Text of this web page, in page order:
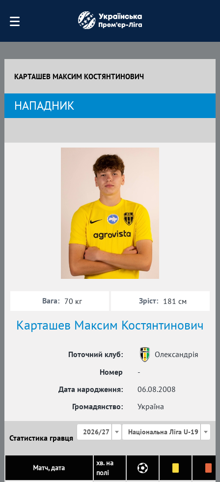
КАРТАШЕВ МАКСИМ КОСТЯНТИНОВИЧ
НАПАДНИК
Карташев Максим Костянтинович
Поточний клуб:
Олександрія
Номер
-
Дата народження:
06.08.2008
Громадянство:
Україна
Вага: 70 кг Зріст: 181 см
Статистика гравця
2026/27 Національна Ліга U-19
Матч, дата
хв. на
полі